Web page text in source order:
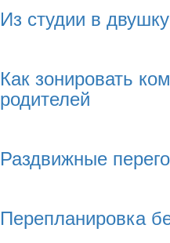
Из студии в
Как зонировать
родителей
Раздвижные
Перепланировка